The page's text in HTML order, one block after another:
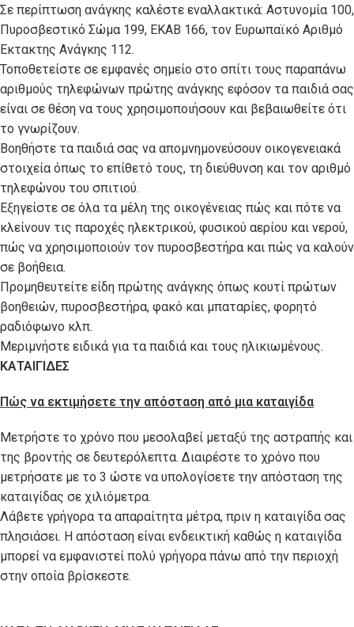
Σε περίπτωση ανάγκης καλέστε εναλλακτικά: Αστυνομία 100,
Πυροσβεστικό Σώμα 199, ΕΚΑΒ 166, τον Ευρωπαϊκό Αριθμό
Έκτακτης Ανάγκης 112.
Τοποθετείστε σε εμφανές σημείο στο σπίτι τους παραπάνω
αριθμούς τηλεφώνων πρώτης ανάγκης εφόσον τα παιδιά σας
είναι σε θέση να τους χρησιμοποιήσουν και βεβαιωθείτε ότι
το γνωρίζουν.
Βοηθήστε τα παιδιά σας να απομνημονεύσουν οικογενειακά
στοιχεία όπως το επίθετό τους, τη διεύθυνση και τον αριθμό
τηλεφώνου του σπιτιού.
Εξηγείστε σε όλα τα μέλη της οικογένειας πώς και πότε να
κλείνουν τις παροχές ηλεκτρικού, φυσικού αερίου και νερού,
πώς να χρησιμοποιούν τον πυροσβεστήρα και πώς να καλούν
σε βοήθεια.
Προμηθευτείτε είδη πρώτης ανάγκης όπως κουτί πρώτων
βοηθειών, πυροσβεστήρα, φακό και μπαταρίες, φορητό
ραδιόφωνο κλπ.
Μεριμνήστε ειδικά για τα παιδιά και τους ηλικιωμένους.
ΚΑΤΑΙΓΙΔΕΣ
Πώς να εκτιμήσετε την απόσταση από μια καταιγίδα
Μετρήστε το χρόνο που μεσολαβεί μεταξύ της αστραπής και
της βροντής σε δευτερόλεπτα. Διαιρέστε το χρόνο που
μετρήσατε με το 3 ώστε να υπολογίσετε την απόσταση της
καταιγίδας σε χιλιόμετρα.
Λάβετε γρήγορα τα απαραίτητα μέτρα, πριν η καταιγίδα σας
πλησιάσει. Η απόσταση είναι ενδεικτική καθώς η καταιγίδα
μπορεί να εμφανιστεί πολύ γρήγορα πάνω από την περιοχή
στην οποία βρίσκεστε.